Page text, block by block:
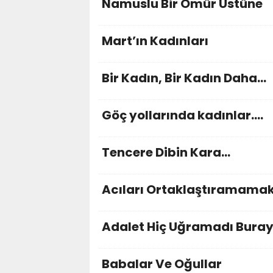
Namuslu Bir Ömür Üstüne
Mart’ın Kadınları
Bir Kadın, Bir Kadın Daha…
Göç yollarında kadınlar….
Tencere Dibin Kara…
Acıları
Adalet Hiç Uğramadı
Babalar Ve Oğullar